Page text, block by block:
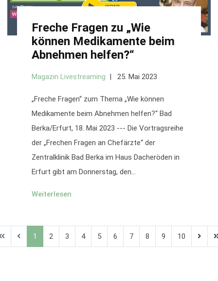
Freche Fragen zu „Wie
können Medikamente beim
Abnehmen helfen?“
Magazin Livestreaming 25. Mai 2023
„Freche Fragen“ zum Thema „Wie können
Medikamente beim Abnehmen helfen?“ Bad
Berka/Erfurt, 18. Mai 2023 --- Die Vortragsreihe
der „Frechen Fragen an Chefärzte“ der
Zentralklinik Bad Berka im Haus Dacheröden in
Erfurt gibt am Donnerstag, den...
Weiterlesen
1 2 3 4 5 6 7 8 9 10